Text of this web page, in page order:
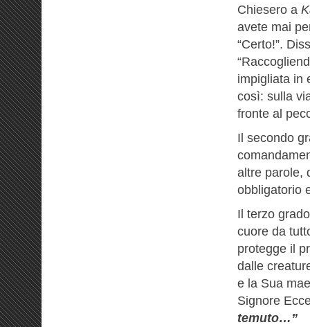
Chiesero a
avete mai
“Certo!”.
impigliata in
così: sulla
fronte al
Il secondo
altre parole,
obbligatorio
Il terzo
cuore da
protegge il
dalle
e la Sua
Signore
temuto…”